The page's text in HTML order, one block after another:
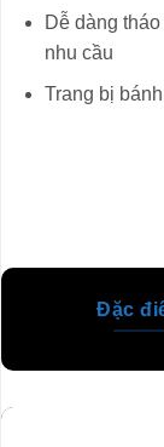
Dễ dàng
nhu cầu
Trang bị
Đặc